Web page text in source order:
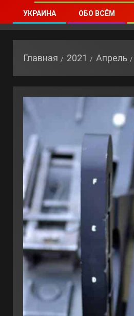
УКРАИНА ОБО ВСЁМ
Главная 2021 Апрель